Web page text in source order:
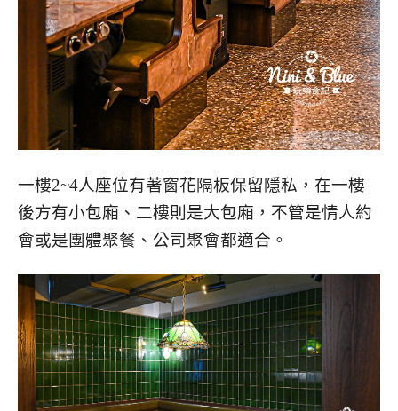
一樓2~4人座位有著窗花隔板保留隱私，在一樓
後方有小包廂、二樓則是大包廂，不管是情人約
會或是團體聚餐、公司聚會都適合。